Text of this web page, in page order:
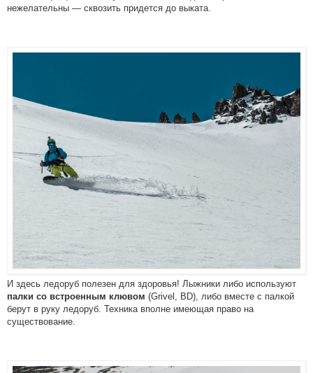
нежелательны — сквозить придется до выката.
И здесь ледоруб полезен для здоровья! Лыжники либо используют
палки со встроенным клювом (Grivel, BD), либо вместе с палкой
берут в руку ледоруб. Техника вполне имеющая право на
существование.